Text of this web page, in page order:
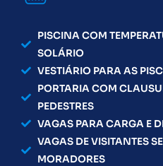
PISCINA COM
SOLÁRIO
VESTIÁRIO PARA AS
PORTARIA COM
PEDESTRES
VAGAS PARA CARGA E
VAGAS DE VISITANTES
MORADORES